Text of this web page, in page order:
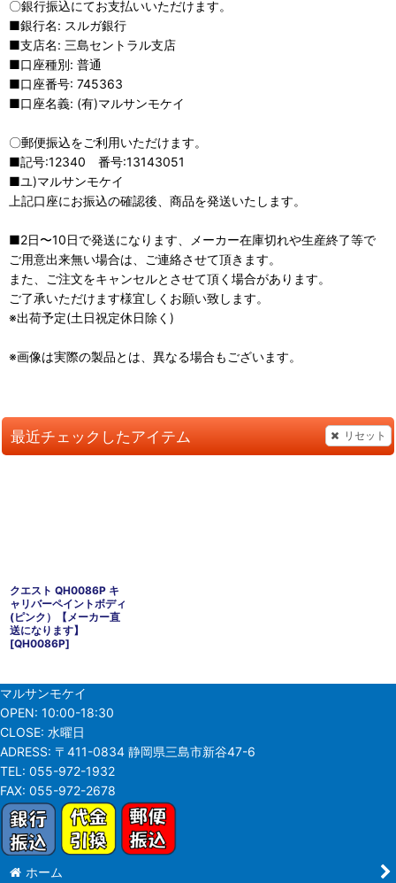
〇銀行振込にてお支払いいただけます。
■銀行名: スルガ銀行
■支店名: 三島セントラル支店
■口座種別: 普通
■口座番号: 745363
■口座名義: (有)マルサンモケイ
〇郵便振込をご利用いただけます。
■記号:12340 番号:13143051
■ユ)マルサンモケイ
上記口座にお振込の確認後、商品を発送いたします。
■2日〜10日で発送になります、メーカー在庫切れや生産終了等で
ご用意出来無い場合は、ご連絡させて頂きます。
また、ご注文をキャンセルとさせて頂く場合があります。
ご了承いただけます様宜しくお願い致します。
※出荷予定(土日祝定休日除く)
※画像は実際の製品とは、異なる場合もございます。
最近チェックしたアイテム リセット
クエスト QH0086P キ
ャリバーペイントボディ
(ピンク）【メーカー直
送になります】
[QH0086P]
マルサンモケイ
OPEN: 10:00-18:30
CLOSE: 水曜日
ADRESS: 〒411-0834 静岡県三島市新谷47-6
TEL: 055-972-1932
FAX: 055-972-2678
ホーム